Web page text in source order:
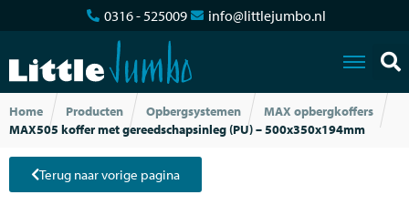
0316 - 525009 info@littlejumbo.nl
Home Producten Opbergsystemen
MAX opbergkoffers
MAX505 koffer met gereedschapsinleg (PU) – 500x350x194mm
Terug naar vorige pagina